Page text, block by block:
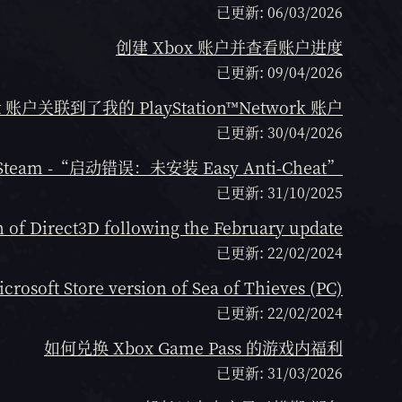
已更新: 06/03/2026
创建 Xbox 账户并查看账户进度
已更新: 09/04/2026
户关联到了我的 PlayStation™Network 账户
已更新: 30/04/2026
-“启动错误：未安装 Easy Anti-Cheat”
已更新: 31/10/2025
of Direct3D following the February update
已更新: 22/02/2024
Store version of Sea of Thieves (PC)
已更新: 22/02/2024
如何兑换 Xbox Game Pass 的游戏内福利
已更新: 31/03/2026